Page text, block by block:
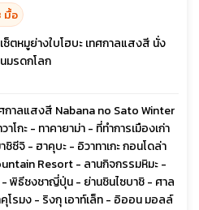
มื้อ
ตหมูย่างใบโฮบะ เทศกาลแสงสี นั่ง
มรดกโลก
กาลแสงสี Nabana no Sato Winter
กะ - ทาคายาม่า - ที่ทำการเมืองเก่า
ชิซีจิ - ฮาคุบะ - อิวาทาเกะ กอนโดล่า
Resort - ลานกิจกรรมหิมะ -
พิธีชงชาญี่ปุ่น - ย่านชินไซบาชิ - ศาล
โรมง - ริงกุ เอาท์เล็ท - อิออน มอลล์